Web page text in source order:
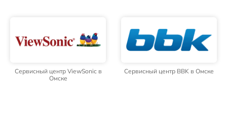
Сервисный центр ViewSonic в
Омске
Сервисный центр BBK в Омске